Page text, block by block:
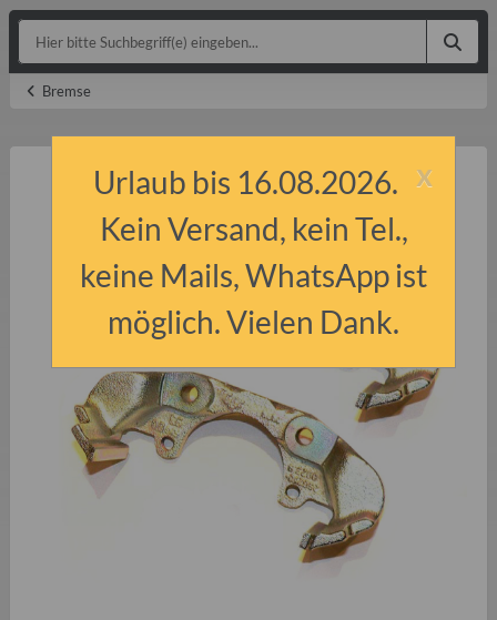
Bremse
x
Urlaub bis 16.08.2026.
Kein Versand, kein Tel.,
keine Mails, WhatsApp ist
möglich. Vielen Dank.